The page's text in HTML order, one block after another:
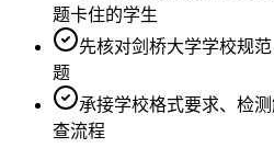
题卡住的学生
先核对剑桥大学学校规
题
承接学校格式要求、检
查流程